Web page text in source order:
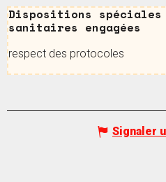
Dispositions spéciales
Dispositions spéciales
sanitaires engagées
respect des protocoles
Signaler